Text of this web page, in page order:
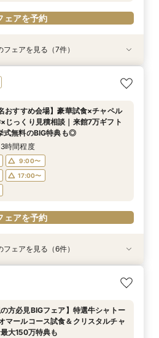
ェアを予約
える結婚式】ゲストに感謝を伝える
WD
12:00〜
17:00〜
ェアを予約
方必見BIGフェア】特選牛シャトー
マールコース試食＆クリスタルチャ
3時間程度
12:00〜
17:00〜
ェアを予約
挙式のみ・家族婚もOK】結婚準備
会◆
12:00〜
17:00〜
ェアを予約
の見学の方】見積比較！会場＆料理
＼ドレス最大35万優待など最大150
ールなどコース試食◆じっくり相談
3時間程度
12:00〜
17:00〜
ェアを予約
おすすめ会場】豪華試食×チャペル
じっくり見積相談｜来館7万ギフト
3時間程度
12:00〜
17:00〜
ェアを予約
に】マイナビ限定★最大150万円特
ギフト｜豪華4万円分フレンチ試食
3時間程度
12:00〜
17:00〜
ェアを予約
チャペル挙式》【来館でアマギフ1
万ギフト×最大150万特典】緑溢れる
学×4万円相当フルコース試食付◎マ
3時間程度
12:00〜
17:00〜
ェアを予約
フェアを見る（7件）
おすすめ会場】豪華試食×チャペル
じっくり見積相談｜来館7万ギフト
式無料のBIG特典も◎
時間程度
9:00〜
17:00〜
ェアを予約
える結婚式】ゲストに感謝を伝える
WD
9:00〜
17:00〜
挙式のみ・家族婚もOK】結婚準備
会◆
9:00〜
17:00〜
の見学の方】見積比較！会場見学＆
相談
9:00〜
17:00〜
チャペル挙式》【来館でアマギフ1
万ギフト×最大150万特典】緑溢れる
学×4万円相当フルコース試食付◎マ
3時間程度
9:00〜
方必見BIGフェア】特選牛シャトー
マールコース試食＆クリスタルチャ
3時間程度
9:00〜
に】マイナビ限定★最大150万円特
ギフト｜豪華4万円分フレンチ試食
3時間程度
9:00〜
フェアを見る（6件）
の方必見BIGフェア】特選牛シャトー
マールコース試食＆クリスタルチャ
大150万特典も